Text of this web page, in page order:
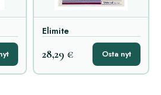
Elimite
28,29 € Osta nyt